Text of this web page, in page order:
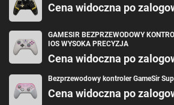
Cena widoczna po
GAMESIR BEZPRZEWODOWY
IOS WYSOKA PRECYZJA
Cena widoczna po
Bezprzewodowy kontroler GameSir
Cena widoczna po